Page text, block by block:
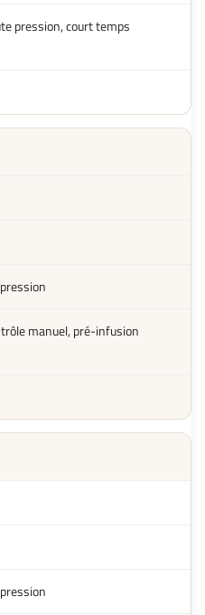
pression, court temps
manuel, pré-infusion